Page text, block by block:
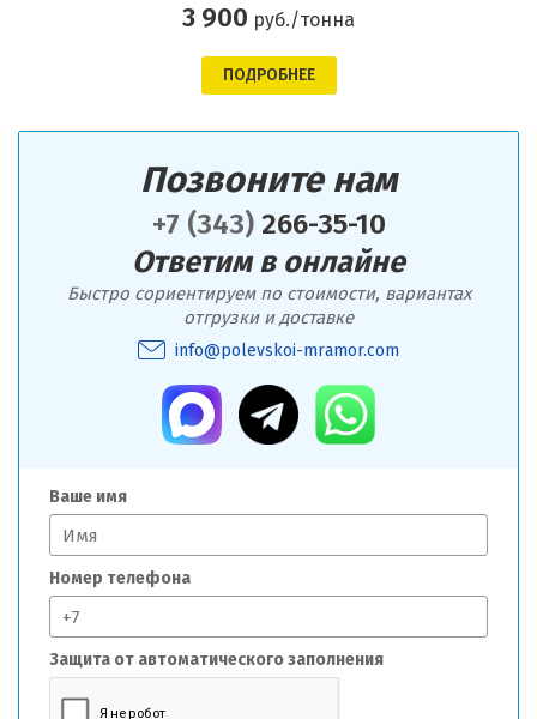
3 900 руб./тонна
ПОДРОБНЕЕ
Позвоните нам
+7 (343)266-35-10
Ответим в онлайне
Быстро сориентируем по стоимости, вариантах
отгрузки и доставке
info@polevskoi-mramor.com
Ваше имя
Номер телефона
Защита от автоматического заполнения